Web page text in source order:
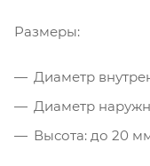
Размеры:
Диаметр
Диаметр
Высота: до 20